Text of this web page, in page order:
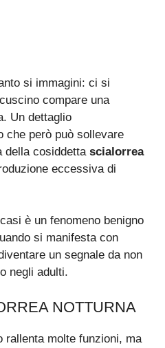
si immagini: ci si
compare una
Un dettaglio
che però può sollevare
della cosiddetta scialorrea
eccessiva di
è un fenomeno benigno
si manifesta con
un segnale da non
negli adulti.
NOTTURNA
rallenta molte funzioni, ma